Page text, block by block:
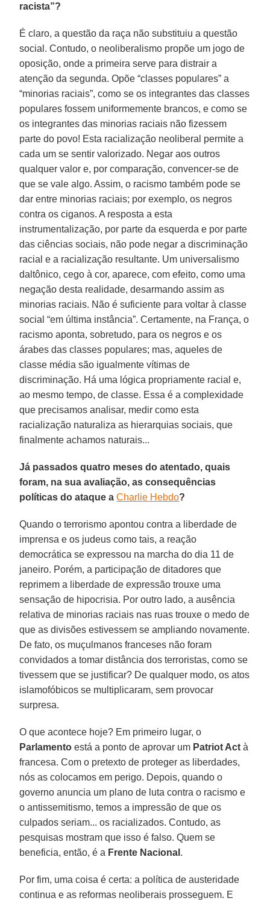
racista”?
É claro, a questão da raça não substituiu a questão
social. Contudo, o neoliberalismo propõe um jogo de
oposição, onde a primeira serve para distrair a
atenção da segunda. Opõe “classes populares” a
“minorias raciais”, como se os integrantes das classes
populares fossem uniformemente brancos, e como se
os integrantes das minorias raciais não fizessem
parte do povo! Esta racialização neoliberal permite a
cada um se sentir valorizado. Negar aos outros
qualquer valor e, por comparação, convencer-se de
que se vale algo. Assim, o racismo também pode se
dar entre minorias raciais; por exemplo, os negros
contra os ciganos. A resposta a esta
instrumentalização, por parte da esquerda e por parte
das ciências sociais, não pode negar a discriminação
racial e a racialização resultante. Um universalismo
daltônico, cego à cor, aparece, com efeito, como uma
negação desta realidade, desarmando assim as
minorias raciais. Não é suficiente para voltar à classe
social “em última instância”. Certamente, na França, o
racismo aponta, sobretudo, para os negros e os
árabes das classes populares; mas, aqueles de
classe média são igualmente vítimas de
discriminação. Há uma lógica propriamente racial e,
ao mesmo tempo, de classe. Essa é a complexidade
que precisamos analisar, medir como esta
racialização naturaliza as hierarquias sociais, que
finalmente achamos naturais...
Já passados quatro meses do atentado, quais
foram, na sua avaliação, as consequências
políticas do ataque aCharlie Hebdo?
Quando o terrorismo apontou contra a liberdade de
imprensa e os judeus como tais, a reação
democrática se expressou na marcha do dia 11 de
janeiro. Porém, a participação de ditadores que
reprimem a liberdade de expressão trouxe uma
sensação de hipocrisia. Por outro lado, a ausência
relativa de minorias raciais nas ruas trouxe o medo de
que as divisões estivessem se ampliando novamente.
De fato, os muçulmanos franceses não foram
convidados a tomar distância dos terroristas, como se
tivessem que se justificar? De qualquer modo, os atos
islamofóbicos se multiplicaram, sem provocar
surpresa.
O que acontece hoje? Em primeiro lugar, o
Parlamento está a ponto de aprovar um Patriot Act à
francesa. Com o pretexto de proteger as liberdades,
nós as colocamos em perigo. Depois, quando o
governo anuncia um plano de luta contra o racismo e
o antissemitismo, temos a impressão de que os
culpados seriam... os racializados. Contudo, as
pesquisas mostram que isso é falso. Quem se
beneficia, então, é a Frente Nacional .
Por fim, uma coisa é certa: a política de austeridade
continua e as reformas neoliberais prosseguem. E